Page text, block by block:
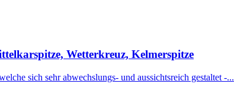
Wetterkreuz, Kelmerspitze
sich sehr abwechslungs- und aussichtsreich gestaltet -...